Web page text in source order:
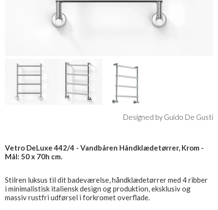
Designed by Guido De Gusti
Vetro DeLuxe 442/4 - Vandbåren Håndklædetørrer, Krom -
Mål: 50 x 70h cm.
Stilren luksus til dit badeværelse, håndklædetørrer med 4 ribber
i minimalistisk italiensk design og produktion, eksklusiv og
massiv rustfri udførsel i forkromet overflade.